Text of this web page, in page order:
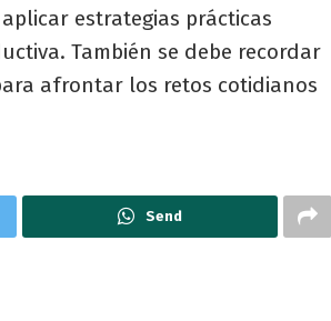
estrategias prácticas
También se debe recordar
afrontar los retos cotidianos
Send